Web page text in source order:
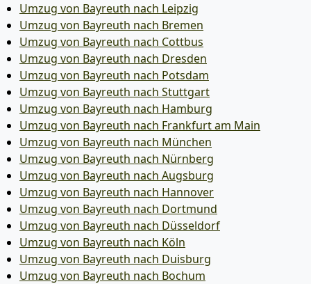
Umzug von Bayreuth nach Leipzig
Umzug von Bayreuth nach Bremen
Umzug von Bayreuth nach Cottbus
Umzug von Bayreuth nach Dresden
Umzug von Bayreuth nach Potsdam
Umzug von Bayreuth nach Stuttgart
Umzug von Bayreuth nach Hamburg
Umzug von Bayreuth nach Frankfurt am Main
Umzug von Bayreuth nach München
Umzug von Bayreuth nach Nürnberg
Umzug von Bayreuth nach Augsburg
Umzug von Bayreuth nach Hannover
Umzug von Bayreuth nach Dortmund
Umzug von Bayreuth nach Düsseldorf
Umzug von Bayreuth nach Köln
Umzug von Bayreuth nach Duisburg
Umzug von Bayreuth nach Bochum